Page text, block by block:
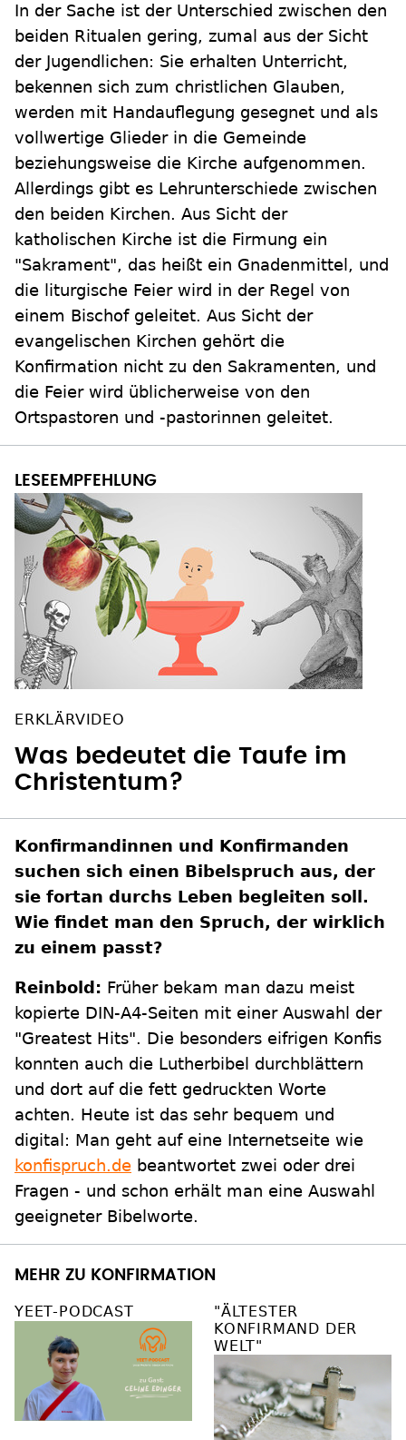
In der Sache ist der Unterschied zwischen den
beiden Ritualen gering, zumal aus der Sicht
der Jugendlichen: Sie erhalten Unterricht,
bekennen sich zum christlichen Glauben,
werden mit Handauflegung gesegnet und als
vollwertige Glieder in die Gemeinde
beziehungsweise die Kirche aufgenommen.
Allerdings gibt es Lehrunterschiede zwischen
den beiden Kirchen. Aus Sicht der
katholischen Kirche ist die Firmung ein
"Sakrament", das heißt ein Gnadenmittel, und
die liturgische Feier wird in der Regel von
einem Bischof geleitet. Aus Sicht der
evangelischen Kirchen gehört die
Konfirmation nicht zu den Sakramenten, und
die Feier wird üblicherweise von den
Ortspastoren und -pastorinnen geleitet.
ERKLÄRVIDEO
Was bedeutet die Taufe im
Christentum?
Konfirmandinnen und Konfirmanden
suchen sich einen Bibelspruch aus, der
sie fortan durchs Leben begleiten soll.
Wie findet man den Spruch, der wirklich
zu einem passt?
Reinbold: Früher bekam man dazu meist
kopierte DIN-A4-Seiten mit einer Auswahl der
"Greatest Hits". Die besonders eifrigen Konfis
konnten auch die Lutherbibel durchblättern
und dort auf die fett gedruckten Worte
achten. Heute ist das sehr bequem und
digital: Man geht auf eine Internetseite wie
konfispruch.de beantwortet zwei oder drei
Fragen - und schon erhält man eine Auswahl
geeigneter Bibelworte.
MEHR ZU KONFIRMATION
YEET-PODCAST
"ÄLTESTER
KONFIRMAND DER
WELT"